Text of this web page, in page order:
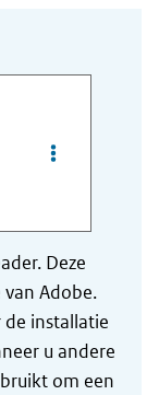
Opties van
Deze
Adobe.
installatie
u andere
om een